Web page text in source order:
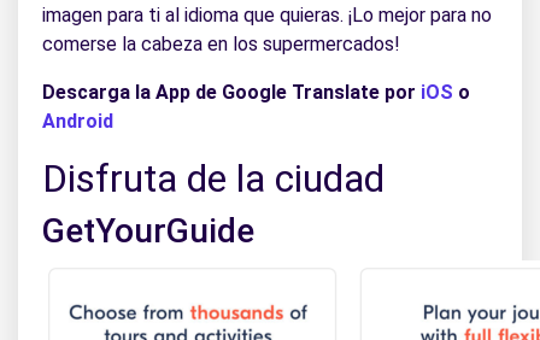
imagen para ti al idioma que quieras. ¡Lo mejor para no
comerse la cabeza en los supermercados!
Descarga la App de Google Translate por iOS o
Android
Disfruta de la ciudad
GetYourGuide